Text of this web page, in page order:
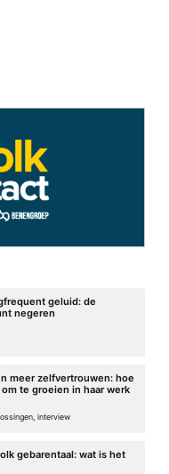
geluid: de
negeren
meer zelfvertrouwen: hoe
te groeien in haar werk
interview
gebarentaal: wat is het